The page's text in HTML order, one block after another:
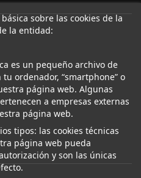
sobre las cookies de la
la entidad:
es un pequeño archivo de
ordenador, “smartphone” o
página web. Algunas
a empresas externas
página web.
tipos: las cookies técnicas
página web pueda
y son las únicas